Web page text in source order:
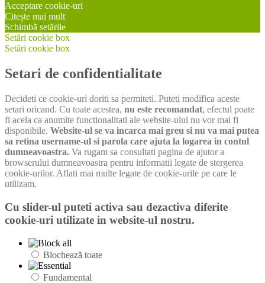
Acceptare cookie-uri
Citește mai mult
Schimbă setările
Setări cookie box
Setări cookie box
Setari de confidentialitate
Decideti ce cookie-uri doriti sa permiteti. Puteti modifica aceste
setari oricand. Cu toate acestea, nu este recomandat, efectul poate
fi acela ca anumite functionalitati ale website-ului nu vor mai fi
disponibile. Website-ul se va incarca mai greu si nu va mai putea
sa retina username-ul si parola care ajuta la logarea in contul
dumneavoastra. Va rugam sa consultati pagina de ajutor a
browserului dumneavoastra pentru informatii legate de stergerea
cookie-urilor. Aflati mai multe legate de cookie-urile pe care le
utilizam.
Cu slider-ul puteti activa sau dezactiva diferite
cookie-uri utilizate in website-ul nostru.
Blochează toate
Fundamental